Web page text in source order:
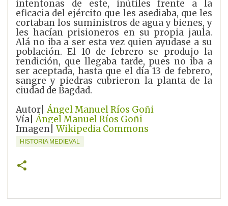
intentonas de este, inútiles frente a la
eficacia del ejército que les asediaba, que les
cortaban los suministros de agua y bienes, y
les hacían prisioneros en su propia jaula.
Alá no iba a ser esta vez quien ayudase a su
población. El 10 de febrero se produjo la
rendición, que llegaba tarde, pues no iba a
ser aceptada, hasta que el día 13 de febrero,
sangre y piedras cubrieron la planta de la
ciudad de Bagdad.
Autor|Ángel Manuel Ríos Goñi
Vía|Ángel Manuel Ríos Goñi
Imagen| Wikipedia Commons
HISTORIA MEDIEVAL